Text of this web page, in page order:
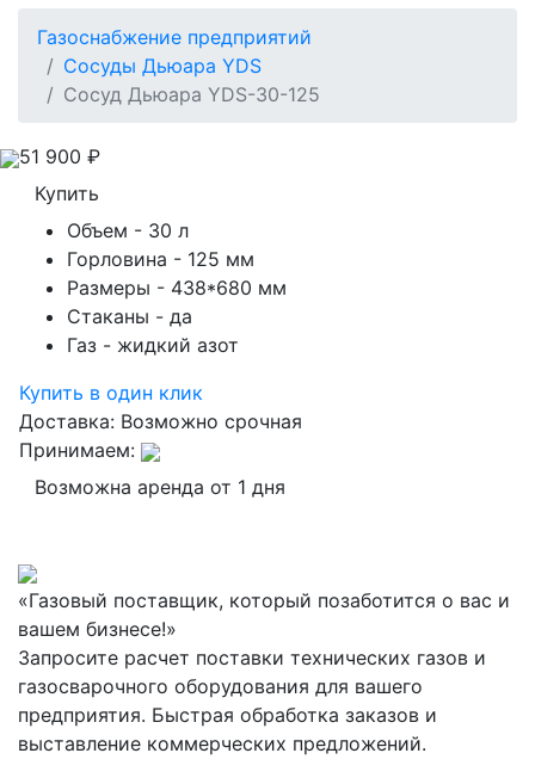
Газоснабжение предприятий
Сосуды Дьюара YDS
Сосуд Дьюара YDS-30-125
51 900 ₽
Купить
Объем - 30 л
Горловина - 125 мм
Размеры - 438*680 мм
Стаканы - да
Газ - жидкий азот
Купить в один клик
Доставка: Возможно срочная
Принимаем:
Возможна аренда от 1 дня
«Газовый поставщик, который позаботится о вас и
вашем бизнесе!»
Запросите расчет поставки технических газов и
газосварочного оборудования для вашего
предприятия. Быстрая обработка заказов и
выставление коммерческих предложений.